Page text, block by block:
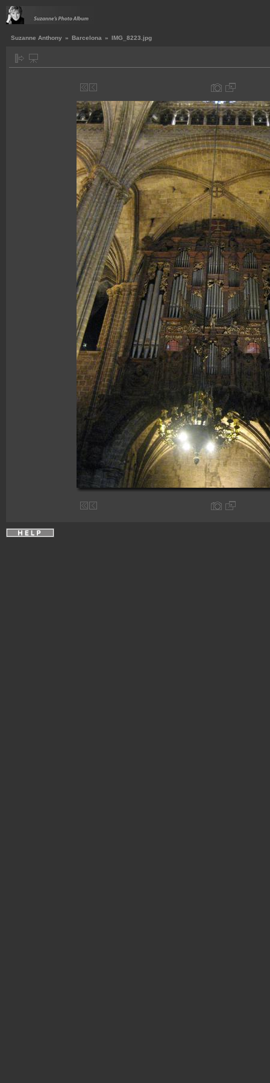
Suzanne Anthony » Barcelona » IMG_8223.jpg